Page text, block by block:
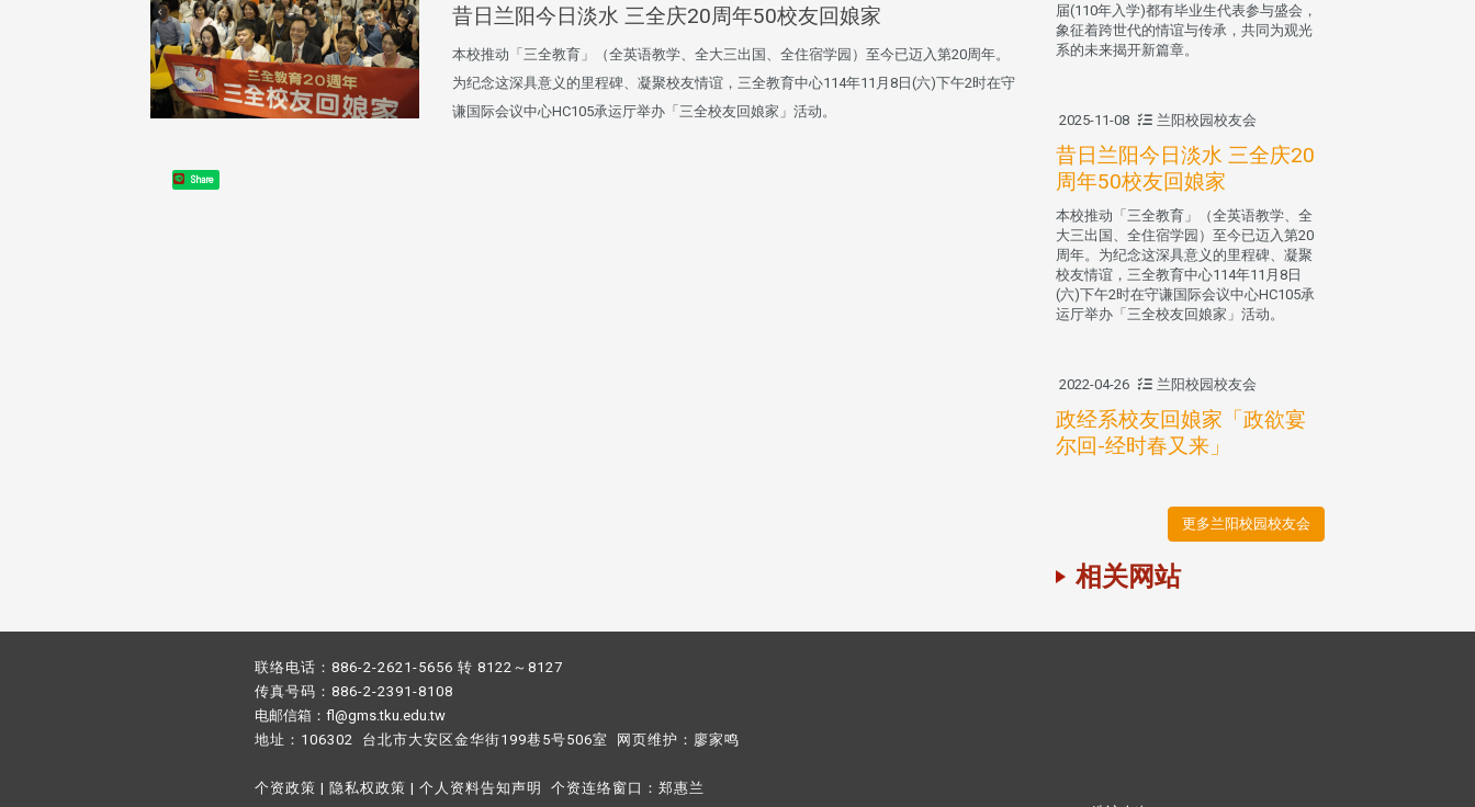
昔日兰阳今日淡水 三全庆20周年50校友回娘家
本校推动「三全教育」（全英语教学、全大三出国、全住宿学园）至今已迈入第20周年。
为纪念这深具意义的里程碑、凝聚校友情谊，三全教育中心114年11月8日(六)下午2时在守
谦国际会议中心HC105承运厅举办「三全校友回娘家」活动。
Share
届(110年入学)都有毕业生代表参与盛会，
象征着跨世代的情谊与传承，共同为观光
系的未来揭开新篇章。
2025-11-08 兰阳校园校友会
昔日兰阳今日淡水 三全庆20
周年50校友回娘家
本校推动「三全教育」（全英语教学、全
大三出国、全住宿学园）至今已迈入第20
周年。为纪念这深具意义的里程碑、凝聚
校友情谊，三全教育中心114年11月8日
(六)下午2时在守谦国际会议中心HC105承
运厅举办「三全校友回娘家」活动。
2022-04-26 兰阳校园校友会
政经系校友回娘家「政欲宴
尔回-经时春又来」
更多兰阳校园校友会
相关网站
联络电话：886-2-2621-5656 转 8122～8127
传真号码：886-2-2391-8108
电邮信箱：fl@gms.tku.edu.tw
地址：106302 台北市大安区金华街199巷5号506室 网页维护： 廖家鸣​
个资政策 | 隐私权政策 | 个人资料告知声明 个资连络窗口： 郑惠兰